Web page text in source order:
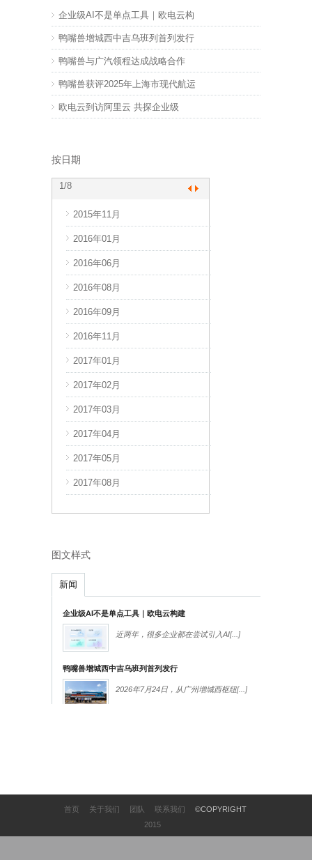
企业级AI不是单点工具｜欧电云构
鸭嘴兽增城西中吉乌班列首列发行
鸭嘴兽与广汽领程达成战略合作
鸭嘴兽获评2025年上海市现代航运
欧电云到访阿里云 共探企业级
按日期
1/8
2015年11月
2016年01月
2016年06月
2016年08月
2016年09月
2016年11月
2017年01月
2017年02月
2017年03月
2017年04月
2017年05月
2017年08月
图文样式
新闻
企业级AI不是单点工具｜欧电云构建
近两年，很多企业都在尝试引入AI[...]
鸭嘴兽增城西中吉乌班列首列发行
2026年7月24日，从广州增城西枢纽[...]
首页 关于我们 团队 联系我们
©COPYRIGHT
2015